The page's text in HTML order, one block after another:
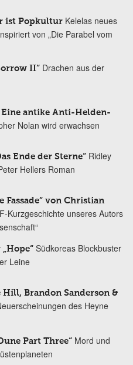
ist Popkultur Kelelas neues
von „Die Parabel vom
II“ Drachen aus der
Eine antike Anti-Helden-
Nolan wird erwachsen
Ende der Sterne“ Ridley
Hellers Roman
Fassade“ von Christian
Kurzgeschichte unseres Autors
Südkoreas Blockbuster
Leine
Brandon Sanderson &
des Heyne
Part Three“ Mord und